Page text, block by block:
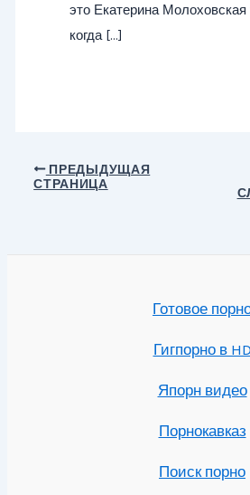
это Екатерина Молоховская
когда […]
Навигация
ПРЕДЫДУЩАЯ
СТРАНИЦА
Готовое
Гигпорно в HD
Япорн видео
Порнокавказ
Поиск порно